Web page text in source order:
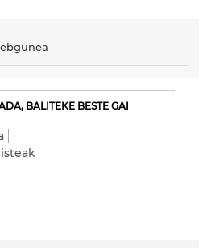
BALITEKE BESTE GAI